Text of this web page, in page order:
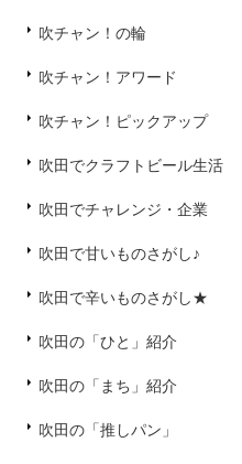
吹チャン！の輪
吹チャン！アワード
吹チャン！ピックアップ
吹田でクラフトビール生活
吹田でチャレンジ・企業
吹田で甘いものさがし♪
吹田で辛いものさがし★
吹田の「ひと」紹介
吹田の「まち」紹介
吹田の「推しパン」